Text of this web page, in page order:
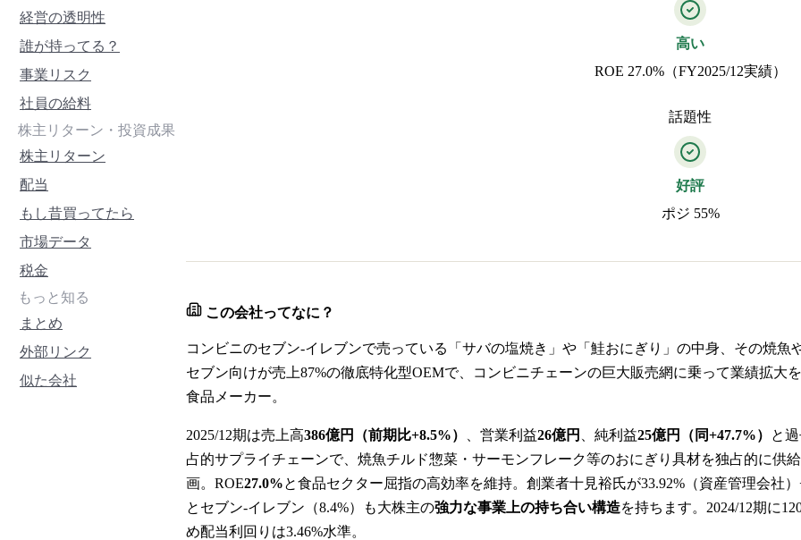
経営の透明性
誰が持ってる？
事業リスク
社員の給料
株主リターン・投資成果
株主リターン
配当
もし昔買ってたら
市場データ
税金
もっと知る
まとめ
外部リンク
似た会社
高い
ROE 27.0%（FY2025/12実績）
話題性
好評
ポジ 55%
この会社ってなに？
コンビニのセブン-イレブンで売っている「サバの塩焼き」や「鮭おにぎり」の中身、その焼
セブン向けが売上87%の徹底特化型OEMで、コンビニチェーンの巨大販売網に乗って業績拡
食品メーカー。
2025/12期は売上高386億円（前期比+8.5%） 、営業利益26億円 、純利益25億円（同+47.7%）
と
占的サプライチェーンで、焼魚チルド惣菜・サーモンフレーク等のおにぎり具材を独占的に供
画。ROE27.0%と食品セクター屈指の高効率を維持。創業者十見裕氏が33.92%（資産管理会社
とセブン-イレブン（8.4%）も大株主の強力な事業上の持ち合い構造を持ちます。2024/12期に
め配当利回りは3.46%水準。